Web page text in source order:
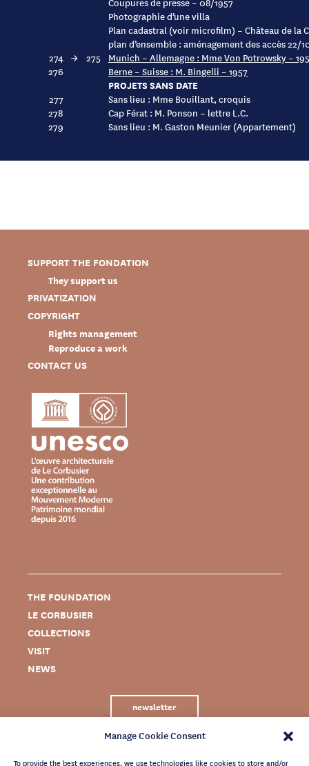
Manage Cookie Consent
To provide the best experiences, we use technologies like cookies to store and/or
Photographie d’une villa
Plan cadastral (voir microfilm) – Château de la
plan d’ensemble : aménagement des accès 22/
274 → 275
Munich – Allemagne : Mme Von Potrowsky –
276
Berne – Suisse : M. Bingelli – 1957
PROJETS SANS DATE
277
Sans lieu : Mme Bouillant, croquis
278
Cap Férat : M. Ponson – lettre L.C.
279
Sans lieu : M. Gaston Meunier (Appartement)
SUPPORT THE FONDATION
They support us
PRIVATIZATION
COPYRIGHT
Rights management
Reproduce a work
CONTACT US
THE FOUNDATION
LE CORBUSIER
COLLECTIONS
VISIT
NEWS
newsletter